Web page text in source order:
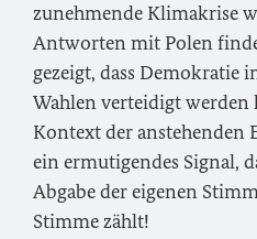
zunehmende Klimakrise
Antworten mit Polen
gezeigt, dass Demokratie
Wahlen verteidigt werden
Kontext der anstehenden
ein ermutigendes Signal,
Abgabe der eigenen
Stimme zählt!